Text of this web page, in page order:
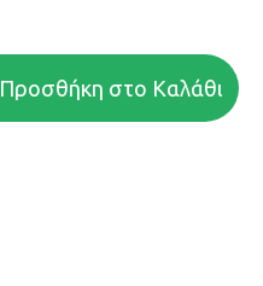
Προσθήκη στο Καλάθι